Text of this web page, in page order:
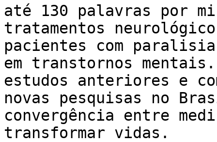
até 130 palavras por
tratamentos
pacientes com
em transtornos
estudos anteriores e
novas pesquisas no
convergência entre
transformar vidas.